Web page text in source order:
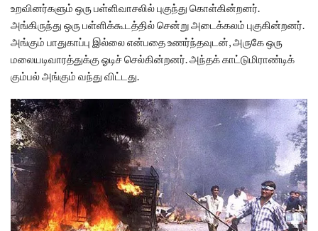
உறவினர்களும் ஒரு பள்ளிவாசலில் புகுந்து கொள்கின்றனர்.
அங்கிருந்து ஒரு பள்ளிக்கூடத்தில் சென்று அடைக்கலம் புகுகின்றனர்.
அங்கும் பாதுகாப்பு இல்லை என்பதை உணர்ந்தவுடன், அருகே ஒரு
மலையடிவாரத்துக்கு ஓடிச் செல்கின்றனர். அந்தக் காட்டுமிராண்டிக்
கும்பல் அங்கும் வந்து விட்டது.